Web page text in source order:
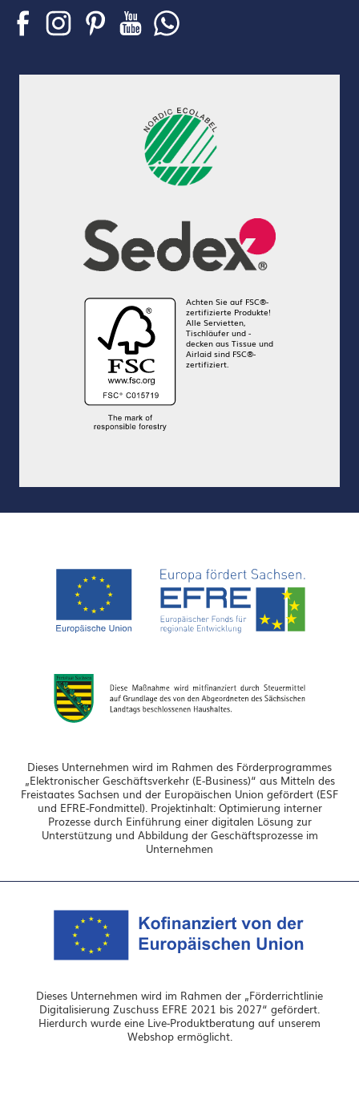
Achten Sie auf FSC®-
zertifizierte Produkte!
Alle Servietten,
Tischläufer und -
decken aus Tissue und
Airlaid sind FSC®-
zertifiziert.
Dieses Unternehmen wird im Rahmen des Förderprogrammes
„Elektronischer Geschäftsverkehr (E-Business)“ aus Mitteln des
Freistaates Sachsen und der Europäischen Union gefördert (ESF
und EFRE-Fondmittel). Projektinhalt: Optimierung interner
Prozesse durch Einführung einer digitalen Lösung zur
Unterstützung und Abbildung der Geschäftsprozesse im
Unternehmen
Dieses Unternehmen wird im Rahmen der „Förderrichtlinie
Digitalisierung Zuschuss EFRE 2021 bis 2027“ gefördert.
Hierdurch wurde eine Live-Produktberatung auf unserem
Webshop ermöglicht.